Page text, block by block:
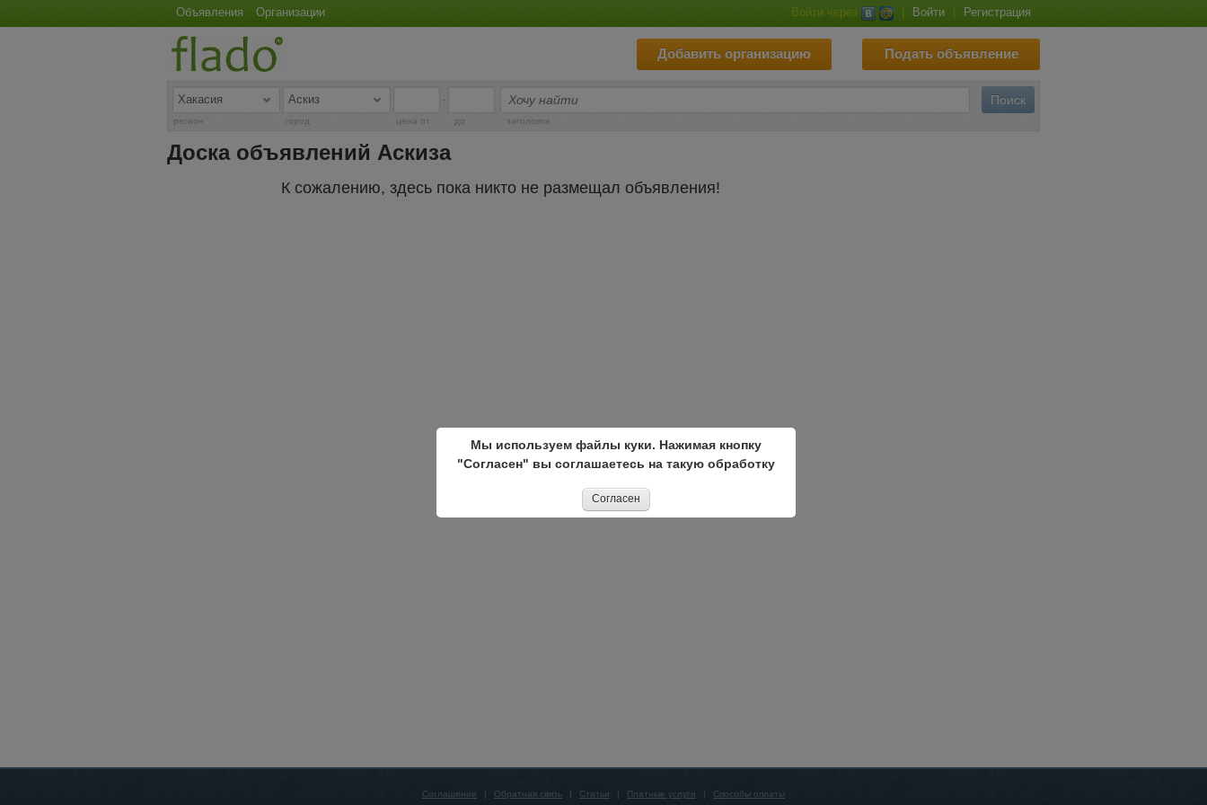
Объявления Организации Войти через Войти Регистрация
Подать объявление
Добавить организацию
-
регион город цена от до заголовок
Доска объявлений Аскиза
К сожалению, здесь пока никто не размещал объявления!
Соглашение | Обратная связь | Статьи | Платные услуги | Способы оплаты
Мы используем файлы куки. Нажимая кнопку
"Согласен" вы соглашаетесь на такую обработку
Согласен